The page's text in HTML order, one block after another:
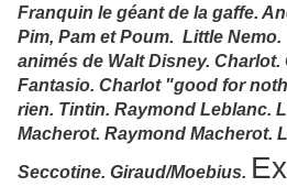
Franquin le géant de la gaffe.
Pim, Pam et Poum. Little Nemo.
animés de Walt Disney. Charlot.
Fantasio. Charlot "good for
rien. Tintin. Raymond Leblanc.
Macherot. Raymond Macherot.
Seccotine. Giraud/Moebius.